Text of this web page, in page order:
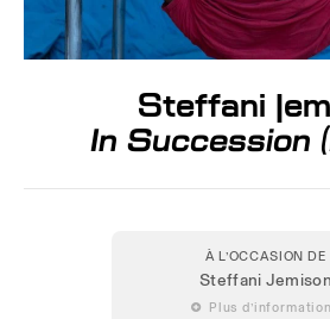
Steffani
In Succession
À L’OCCASION DE
Steffani Jemison
 Plus